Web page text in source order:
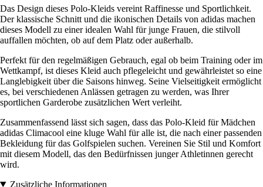
Das Design dieses Polo-Kleids vereint Raffinesse und Sportlichkeit.
Der klassische Schnitt und die ikonischen Details von adidas machen
dieses Modell zu einer idealen Wahl für junge Frauen, die stilvoll
auffallen möchten, ob auf dem Platz oder außerhalb.
Perfekt für den regelmäßigen Gebrauch, egal ob beim Training oder im
Wettkampf, ist dieses Kleid auch pflegeleicht und gewährleistet so eine
Langlebigkeit über die Saisons hinweg. Seine Vielseitigkeit ermöglicht
es, bei verschiedenen Anlässen getragen zu werden, was Ihrer
sportlichen Garderobe zusätzlichen Wert verleiht.
Zusammenfassend lässt sich sagen, dass das Polo-Kleid für Mädchen
adidas Climacool eine kluge Wahl für alle ist, die nach einer passenden
Bekleidung für das Golfspielen suchen. Vereinen Sie Stil und Komfort
mit diesem Modell, das den Bedürfnissen junger Athletinnen gerecht
wird.
Zusätzliche Informationen